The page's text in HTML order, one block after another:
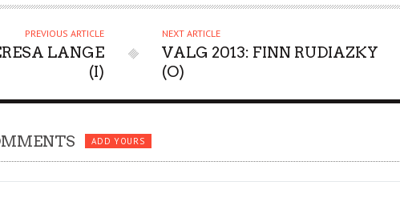
PREVIOUS ARTICLE
LANGE
(I)
NEXT ARTICLE
VALG 2013: FINN RUDIAZKY
(O)
ADD YOURS